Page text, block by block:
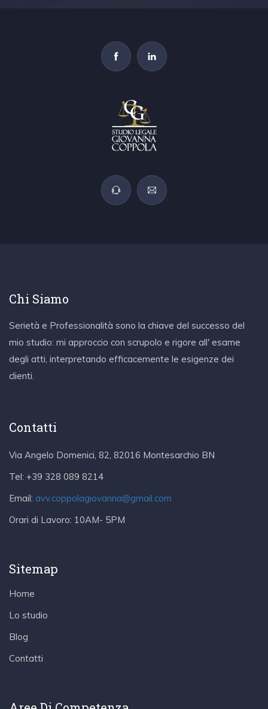
Chi Siamo
Serietà e Professionalità sono la chiave del successo del
mio studio: mi approccio con scrupolo e rigore all' esame
degli atti, interpretando efficacemente le esigenze dei
clienti.
Contatti
Via Angelo Domenici, 82, 82016 Montesarchio BN
Tel: +39 328 089 8214
Email: avv.coppolagiovanna@gmail.com
Orari di Lavoro: 10AM- 5PM
Sitemap
Home
Lo studio
Blog
Contatti